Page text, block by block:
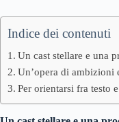
Indice dei contenuti
Un cast stellare e una
Un’opera di ambizioni
Per orientarsi fra testo